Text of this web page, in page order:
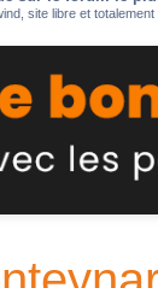
site libre et